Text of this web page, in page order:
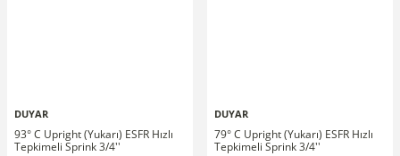
DUYAR
93° C Upright (Yukarı) ESFR Hızlı
Tepkimeli Sprink 3/4''
DUYAR
79° C Upright (Yukarı) ESFR Hızlı
Tepkimeli Sprink 3/4''